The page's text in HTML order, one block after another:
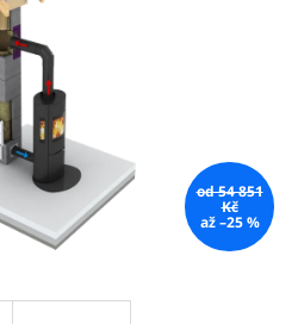
od 54 851
Kč
až –25 %